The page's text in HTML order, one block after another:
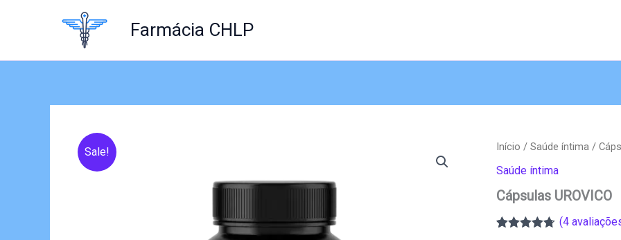
Farmácia CHLP
Sale! Início /Saúde íntima /
Saúde íntima
Cápsulas UROVICO
(4